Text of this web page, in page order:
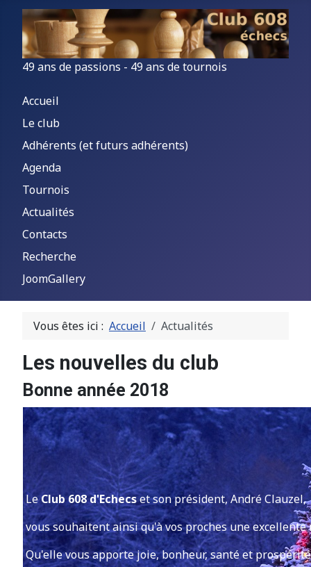
49 ans de passions - 49 ans de tournois
Accueil
Le club
Adhérents (et futurs adhérents)
Agenda
Tournois
Actualités
Contacts
Recherche
JoomGallery
Vous êtes ici : Accueil Actualités
Les nouvelles du club
Bonne année 2018
LeClub 608 d'Echecset son président, André Clauzel,
vous souhaitent ainsi qu'à vos proches une excellente
Qu'elle vous apporte joie, bonheur, santé et